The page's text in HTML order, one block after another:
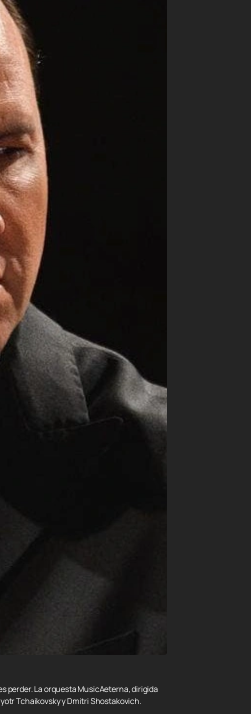
perder. La orquesta MusicAeterna, dirigida
Tchaikovsky y Dmitri Shostakovich.